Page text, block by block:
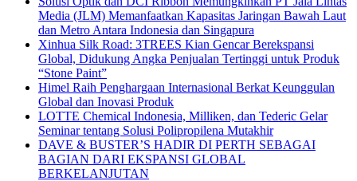
Media (JLM) Memanfaatkan Kapasitas Jaringan Bawah Laut
dan Metro Antara Indonesia dan Singapura
Xinhua Silk Road: 3TREES Kian Gencar Berekspansi
Global, Didukung Angka Penjualan Tertinggi untuk Produk
“Stone Paint”
Himel Raih Penghargaan Internasional Berkat Keunggulan
Global dan Inovasi Produk
LOTTE Chemical Indonesia, Milliken, dan Tederic Gelar
Seminar tentang Solusi Polipropilena Mutakhir
DAVE & BUSTER’S HADIR DI PERTH SEBAGAI
BAGIAN DARI EKSPANSI GLOBAL
BERKELANJUTAN